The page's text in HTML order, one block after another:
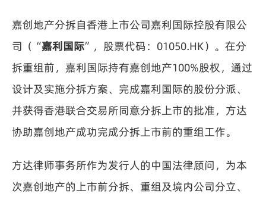
嘉创地产分拆自香港上市公司嘉利国际控股有限公
司（“嘉利国际”，股票代码：01050.HK）。在分
拆重组前，嘉利国际持有嘉创地产100%股权，通过
设计及实施分拆方案、完成嘉利国际的股份分派、
并获得香港联合交易所同意分拆上市的批准，方达
协助嘉创地产成功完成分拆上市前的重组工作。
方达律师事务所作为发行人的中国法律顾问，为本
次嘉创地产的上市前分拆、重组及境内公司分立、